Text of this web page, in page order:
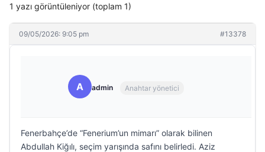
1 yazı görüntüleniyor (toplam 1)
09/05/2026: 9:05 pm #13378
A admin Anahtar yönetici
Fenerbahçe’de “Fenerium’un mimarı” olarak bilinen
Abdullah Kiğılı, seçim yarışında safını belirledi. Aziz